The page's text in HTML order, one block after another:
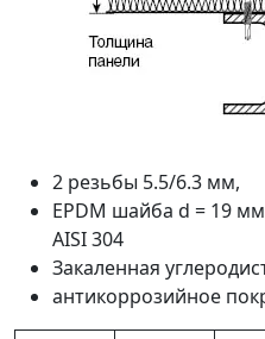
2 резьбы 5.5/6.3 мм,
EPDM шайба d = 19
AISI 304
Закаленная
антикоррозийное